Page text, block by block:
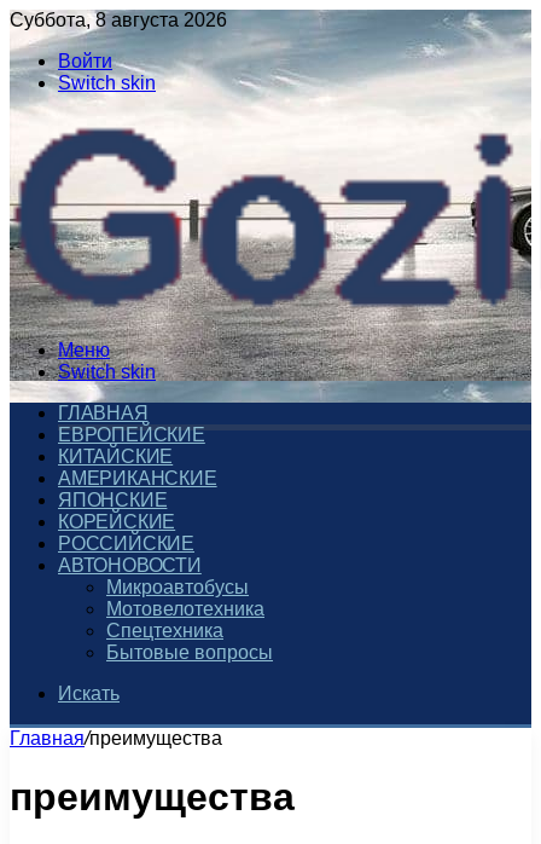
Суббота, 8 августа 2026
Войти
Switch skin
Меню
Switch skin
ГЛАВНАЯ
ЕВРОПЕЙСКИЕ
КИТАЙСКИЕ
АМЕРИКАНСКИЕ
ЯПОНСКИЕ
КОРЕЙСКИЕ
РОССИЙСКИЕ
АВТОНОВОСТИ
Микроавтобусы
Мотовелотехника
Спецтехника
Бытовые вопросы
Искать
Главная/преимущества
преимущества